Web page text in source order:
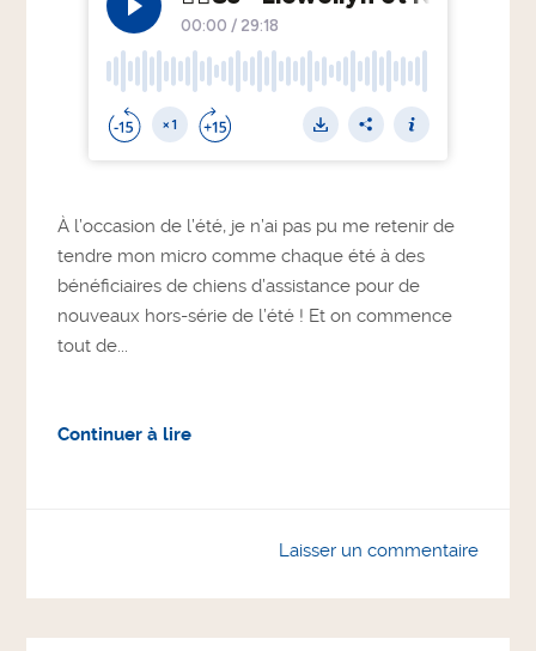
À l’occasion de l’été, je n’ai pas pu me retenir de
tendre mon micro comme chaque été à des
bénéficiaires de chiens d’assistance pour de
nouveaux hors-série de l’été ! Et on commence
tout de...
Continuer à lire
Laisser un commentaire